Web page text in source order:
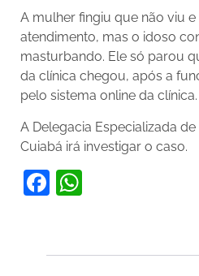
A mulher fingiu que não viu
atendimento, mas o idoso
masturbando. Ele só parou
da clínica chegou, após a
pelo sistema online da clínica.
A Delegacia Especializada
Cuiabá irá investigar o caso.
Facebook